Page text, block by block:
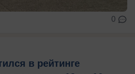
0
в рейтинге